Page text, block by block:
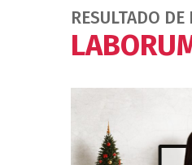
RESULTADO